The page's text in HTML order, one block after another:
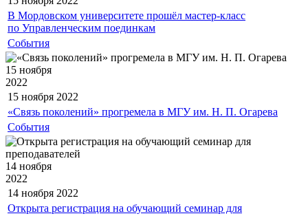
В Мордовском университете прошёл мастер-класс
по Управленческим поединкам
События
15 ноября
2022
15 ноября 2022
«Связь поколений» прогремела в МГУ им. Н. П. Огарева
События
14 ноября
2022
14 ноября 2022
Открыта регистрация на обучающий семинар для